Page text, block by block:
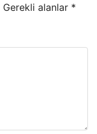
Gerekli alanlar *